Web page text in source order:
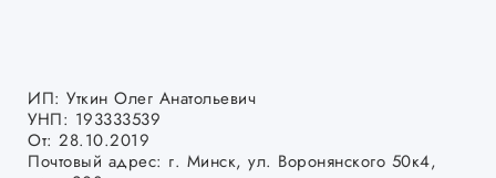
ИП: Уткин Олег Анатольевич
УНП: 193333539
От: 28.10.2019
Почтовый адрес: г. Минск, ул. Воронянского 50к4,